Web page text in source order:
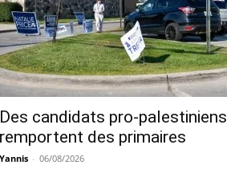
Des candidats pro-palestiniens
remportent des primaires
Yannis - 06/08/2026